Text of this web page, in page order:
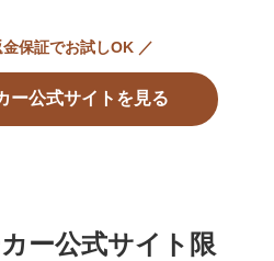
保証でお試しOK ／
ー公式サイトを見る
ー公式サイト限